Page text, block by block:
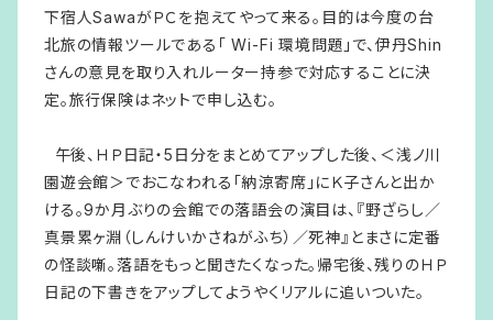
下宿人SawaがＰＣを抱えてやって来る。目的は今度の台
北旅の情報ツールである「 Wi-Fi 環境問題」で、伊丹Shin
さんの意見を取り入れルーター持参で対応することに決
定。旅行保険はネットで申し込む。
午後、ＨＰ日記・5日分をまとめてアップした後、＜浅ノ川
園遊会館＞でおこなわれる「納涼寄席」にＫ子さんと出か
ける。9か月ぶりの会館での落語会の演目は、『野ざらし／
真景累ヶ淵（しんけいかさねがふち）／死神』とまさに定番
の怪談噺。落語をもっと聞きたくなった。帰宅後、残りのＨＰ
日記の下書きをアップしてようやくリアルに追いついた。